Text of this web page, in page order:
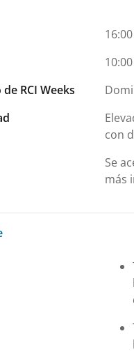
16:00
10:00
RCI Weeks
con
Se
más